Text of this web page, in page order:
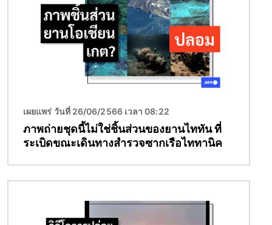
เผยแพร่ วันที่ 26/06/2566 เวลา 08:22
ภาพถ่ายชุดนี้ไม่ใช่ชิ้นส่วนของยานไททัน ที่
ระเบิดขณะเดินทางสำรวจซากเรือไททานิค